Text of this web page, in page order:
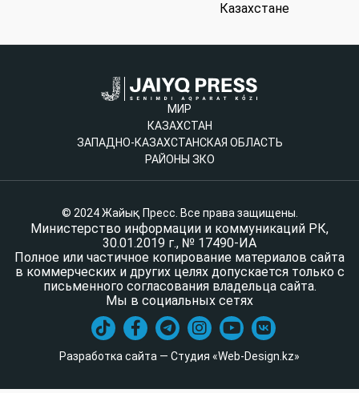
Казахстане
МИР
КАЗАХСТАН
ЗАПАДНО-КАЗАХСТАНСКАЯ ОБЛАСТЬ
РАЙОНЫ ЗКО
© 2024 Жайық Пресс. Все права защищены.
Министерство информации и коммуникаций РК,
30.01.2019 г., № 17490-ИА
Полное или частичное копирование материалов сайта
в коммерческих и других целях допускается только с
письменного согласования владельца сайта.
Мы в социальных сетях
Разработка сайта — Студия «Web-Design.kz»